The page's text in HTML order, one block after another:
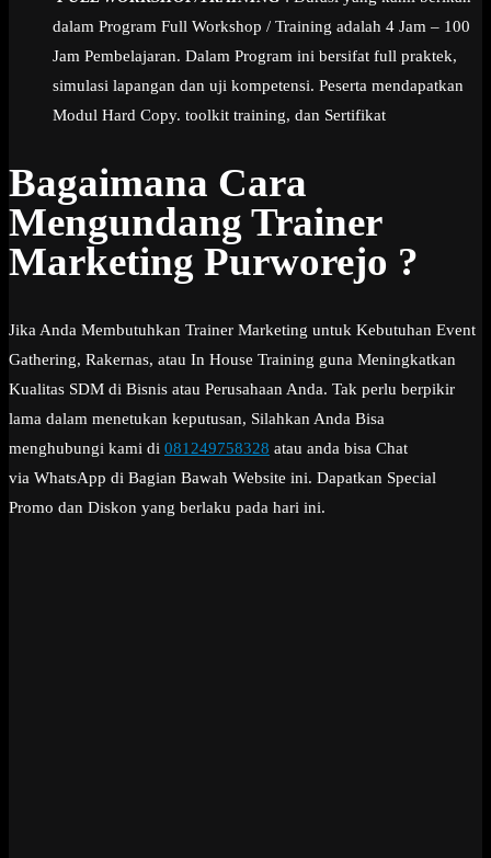
dalam Program Full Workshop / Training adalah 4 Jam – 100
Jam Pembelajaran. Dalam Program ini bersifat full praktek,
simulasi lapangan dan uji kompetensi. Peserta mendapatkan
Modul Hard Copy. toolkit training, dan Sertifikat
Bagaimana Cara
Mengundang Trainer
Marketing Purworejo ?
Jika Anda Membutuhkan Trainer Marketing untuk Kebutuhan Event
Gathering, Rakernas, atau In House Training guna Meningkatkan
Kualitas SDM di Bisnis atau Perusahaan Anda. Tak perlu berpikir
lama dalam menetukan keputusan, Silahkan Anda Bisa
menghubungi kami di 081249758328 atau anda bisa Chat
via WhatsApp di Bagian Bawah Website ini. Dapatkan Special
Promo dan Diskon yang berlaku pada hari ini.